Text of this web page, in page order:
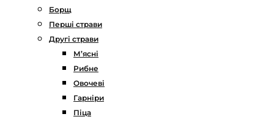
Борщ
Перші страви
Другі страви
М’ясні
Рибне
Овочеві
Гарніри
Піца